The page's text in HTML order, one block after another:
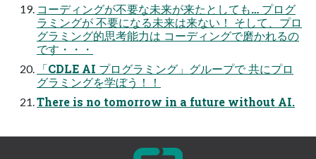
コーディングが不要な未来が来たとしても… プログ
ラミングが 不要になる未来は来ない！ そして、プロ
グラミング的思考能力は コーディングで磨かれるの
です・・・
「CDLE AI プログラミング」グループで 共にプロ
グラミングを学ぼう！！
There is no tomorrow in a future without AI.